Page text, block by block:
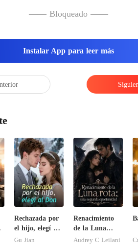
—— Bloqueado ——
Instalar App para leer más
Rechazada por
el hijo, elegí al
Don
Gu Jian
Renacimiento
de la Luna
rota: una
Audrey C Leilani